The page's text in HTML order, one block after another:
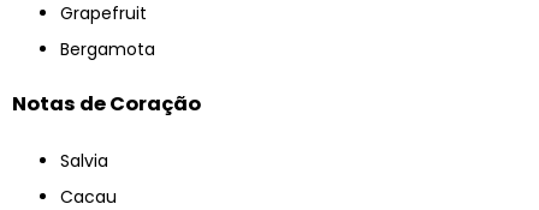
Grapefruit
Bergamota
Notas de Coração
Salvia
Cacau